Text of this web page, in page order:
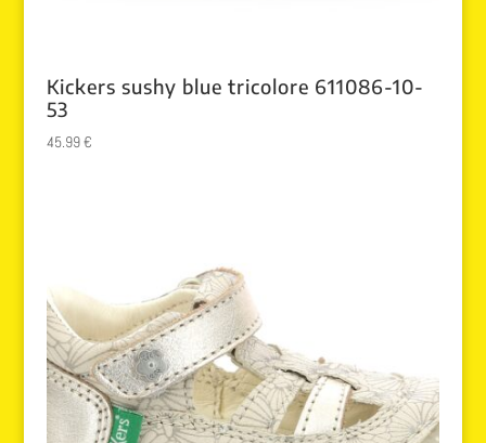
Kickers sushy blue tricolore 611086-10-
53
45.99€